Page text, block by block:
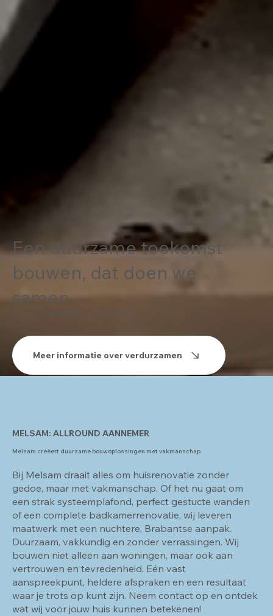
Een duurzame toekomst
bouwen, dat doen we
samen.
Ervaren en betrouwbaar, al meer dan 30 jaar!
Meer informatie over verdurzamen
MELSAM: ALLROUND AANNEMER
Melsam creëert duurzame bouwoplossingen met vakmanschap.
Bij Melsam draait alles om huisrenovatie zonder
gedoe, maar met vakmanschap. Of het nu gaat om
een strak systeemplafond, perfect gestucte wanden
of een complete badkamerrenovatie, wij leveren
maatwerk met een nuchtere, Brabantse aanpak.
Duurzaam, vakkundig en zonder verrassingen. Wij
bouwen niet alleen aan woningen, maar ook aan
vertrouwen en tevredenheid. Eén vast
aanspreekpunt, heldere afspraken en een resultaat
waar je trots op kunt zijn. Neem contact op en ontdek
wat wij voor jouw huis kunnen betekenen!